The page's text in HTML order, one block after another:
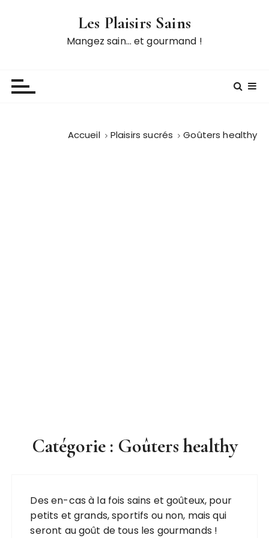
Les Plaisirs Sains
Mangez sain… et gourmand !
Accueil Plaisirs sucrés Goûters healthy
Catégorie : Goûters healthy
Des en-cas à la fois sains et goûteux, pour
petits et grands, sportifs ou non, mais qui
seront au goût de tous les gourmands !